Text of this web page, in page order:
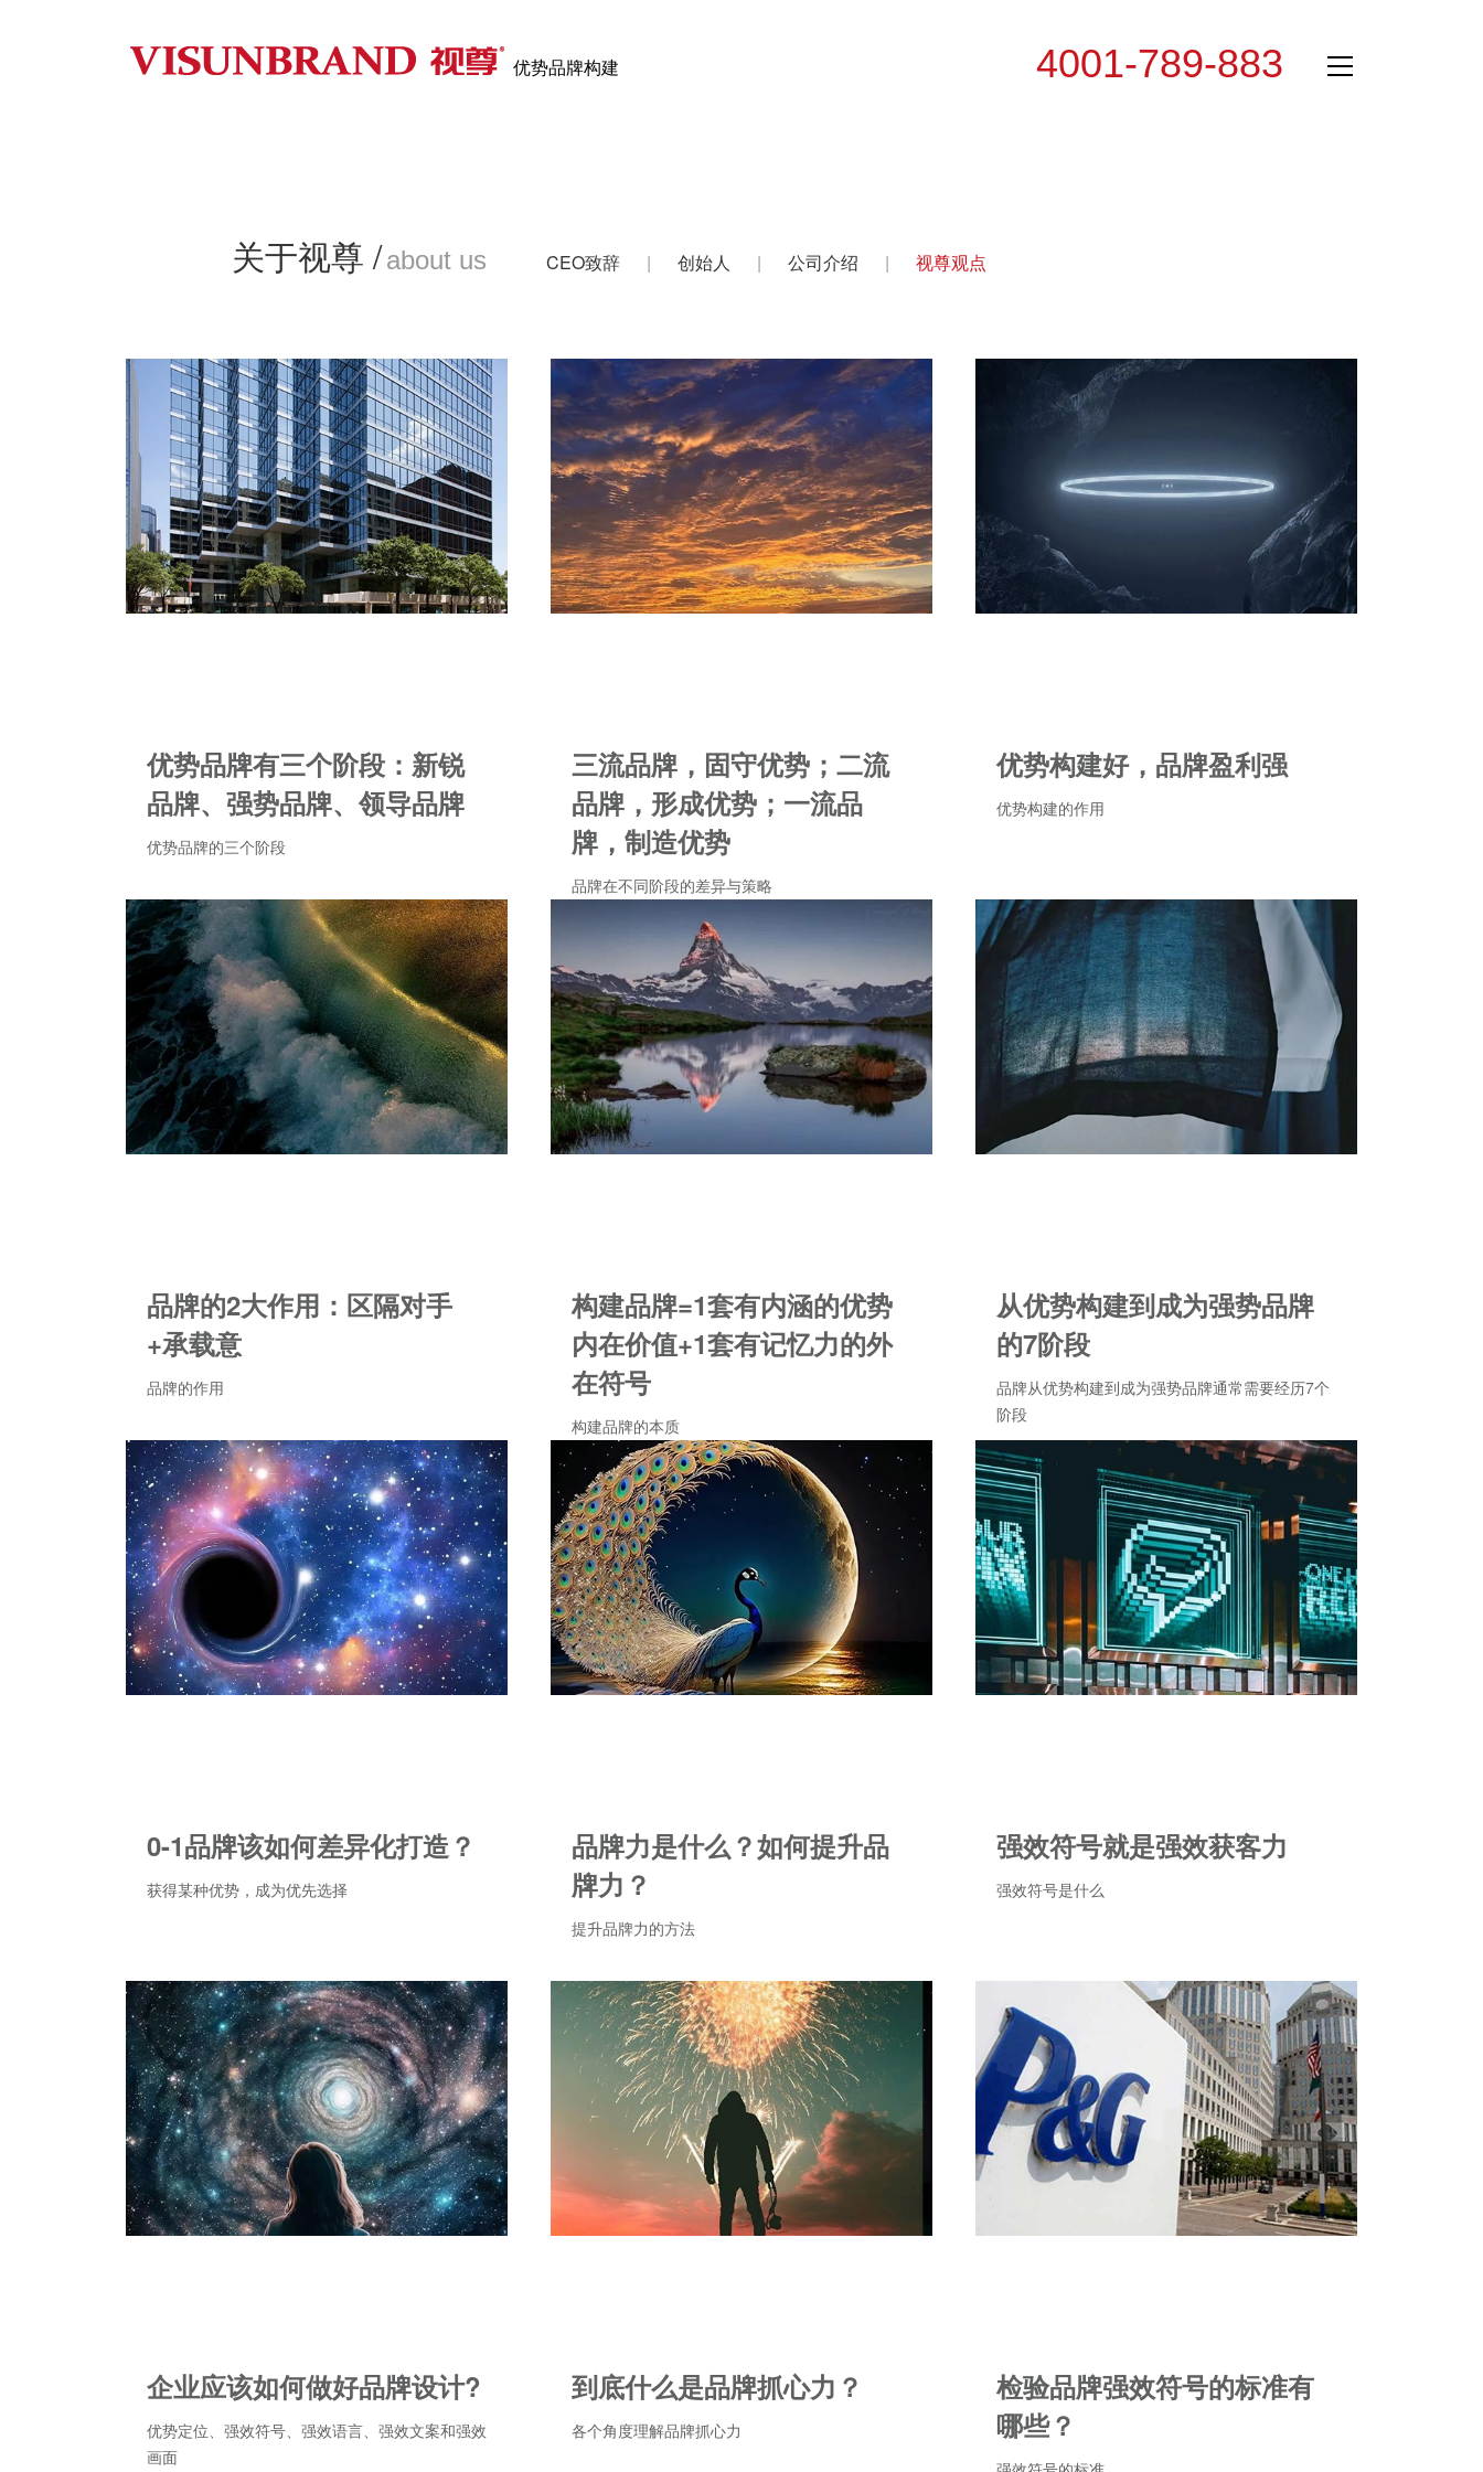
优势品牌构建 全国服务专线：4001-789-883
关于视尊 /about us CEO致辞 | 创始人 | 公司介绍 | 视尊观点
优势品牌有三个阶段：新锐
品牌、强势品牌、领导品牌
优势品牌的三个阶段
三流品牌，固守优势；二流
品牌，形成优势；一流品
牌，制造优势
品牌在不同阶段的差异与策略
优势构建好，品牌盈利强
优势构建的作用
品牌的2大作用：区隔对手
+承载意
品牌的作用
构建品牌=1套有内涵的优势
内在价值+1套有记忆力的外
在符号
构建品牌的本质
从优势构建到成为强势品牌
的7阶段
品牌从优势构建到成为强势品牌通常需要经历7个
阶段
0-1品牌该如何差异化打造？
获得某种优势，成为优先选择
品牌力是什么？如何提升品
牌力？
提升品牌力的方法
强效符号就是强效获客力
强效符号是什么
企业应该如何做好品牌设计?
优势定位、强效符号、强效语言、强效文案和强效
画面
到底什么是品牌抓心力？
各个角度理解品牌抓心力
检验品牌强效符号的标准有
哪些？